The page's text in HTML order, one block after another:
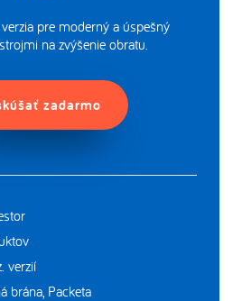
pre moderný a úspešný
na zvýšenie obratu.
verzií
brána, Packeta
zadarmo